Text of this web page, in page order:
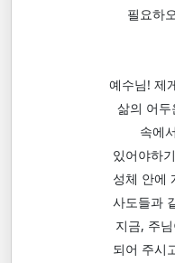
필요하
예수님! 제
삶의 어두
속에
있어야하
성체 안에
사도들과
지금, 주
되어 주시